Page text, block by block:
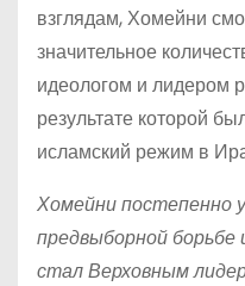
взглядам, Хомейни
значительное
идеологом и лидером
результате которой
исламский режим в
Хомейни постепенно
предвыборной
стал Верховным